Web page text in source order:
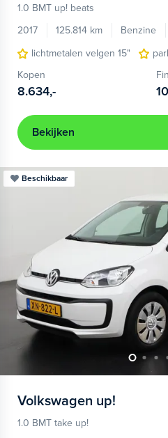
1.0 BMT up! beats
2017
125.814 km Benzine
lichtmetalen velgen 15"
Kopen
8.634,-
Bekijken
Beschikbaar
Volkswagen up!
1.0 BMT take up!